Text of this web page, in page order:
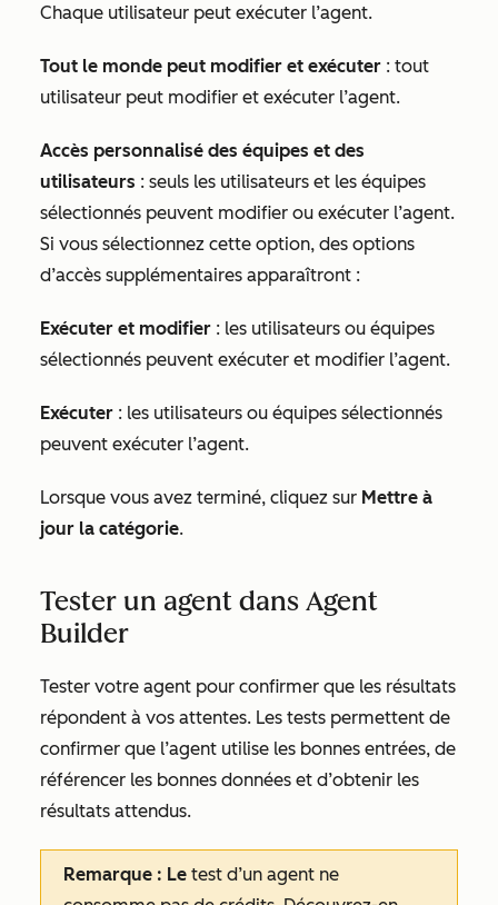
Chaque utilisateur peut exécuter l’agent.
Tout le monde peut modifier et exécuter : tout
utilisateur peut modifier et exécuter l’agent.
Accès personnalisé des équipes et des
utilisateurs : seuls les utilisateurs et les équipes
sélectionnés peuvent modifier ou exécuter l’agent.
Si vous sélectionnez cette option, des options
d’accès supplémentaires apparaîtront :
Exécuter et modifier : les utilisateurs ou équipes
sélectionnés peuvent exécuter et modifier l’agent.
Exécuter : les utilisateurs ou équipes sélectionnés
peuvent exécuter l’agent.
Lorsque vous avez terminé, cliquez sur Mettre à
jour la catégorie.
Tester un agent dans Agent
Builder
Tester votre agent pour confirmer que les résultats
répondent à vos attentes. Les tests permettent de
confirmer que l’agent utilise les bonnes entrées, de
référencer les bonnes données et d’obtenir les
résultats attendus.
Remarque : Le test d’un agent ne